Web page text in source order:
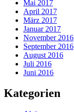
Mai 2017
April 2017
März 2017
Januar 2017
November 2016
September 2016
August 2016
Juli 2016
Juni 2016
Kategorien